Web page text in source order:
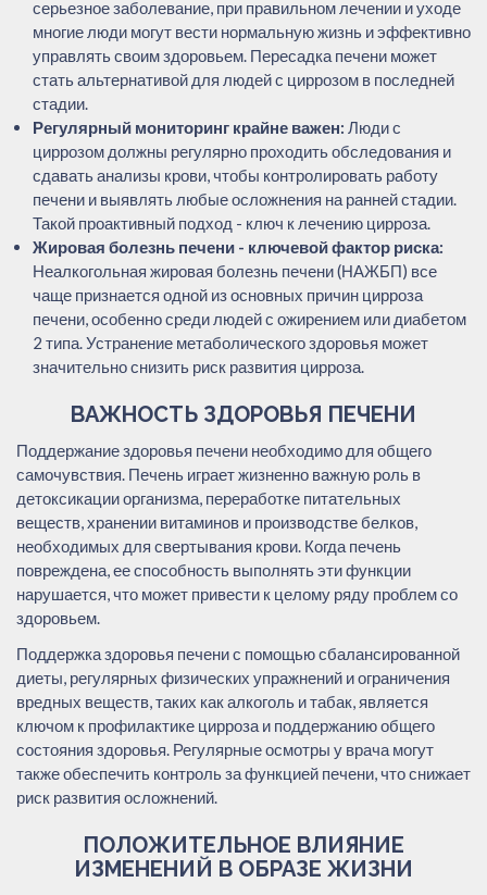
серьезное заболевание, при правильном лечении и уходе
многие люди могут вести нормальную жизнь и эффективно
управлять своим здоровьем. Пересадка печени может
стать альтернативой для людей с циррозом в последней
стадии.
Регулярный мониторинг крайне важен: Люди с
циррозом должны регулярно проходить обследования и
сдавать анализы крови, чтобы контролировать работу
печени и выявлять любые осложнения на ранней стадии.
Такой проактивный подход - ключ к лечению цирроза.
Жировая болезнь печени - ключевой фактор риска:
Неалкогольная жировая болезнь печени (НАЖБП) все
чаще признается одной из основных причин цирроза
печени, особенно среди людей с ожирением или диабетом
2 типа. Устранение метаболического здоровья может
значительно снизить риск развития цирроза.
ВАЖНОСТЬ ЗДОРОВЬЯ ПЕЧЕНИ
Поддержание здоровья печени необходимо для общего
самочувствия. Печень играет жизненно важную роль в
детоксикации организма, переработке питательных
веществ, хранении витаминов и производстве белков,
необходимых для свертывания крови. Когда печень
повреждена, ее способность выполнять эти функции
нарушается, что может привести к целому ряду проблем со
здоровьем.
Поддержка здоровья печени с помощью сбалансированной
диеты, регулярных физических упражнений и ограничения
вредных веществ, таких как алкоголь и табак, является
ключом к профилактике цирроза и поддержанию общего
состояния здоровья. Регулярные осмотры у врача могут
также обеспечить контроль за функцией печени, что снижает
риск развития осложнений.
ПОЛОЖИТЕЛЬНОЕ ВЛИЯНИЕ
ИЗМЕНЕНИЙ В ОБРАЗЕ ЖИЗНИ